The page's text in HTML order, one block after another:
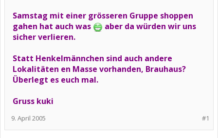
Samstag mit einer grösseren Gruppe shoppen
gahen hat auch was
aber da würden wir uns
sicher verlieren.
Statt Henkelmännchen sind auch andere
Lokalitäten en Masse vorhanden, Brauhaus?
Überlegt es euch mal.
Gruss kuki
#1
9. April 2005